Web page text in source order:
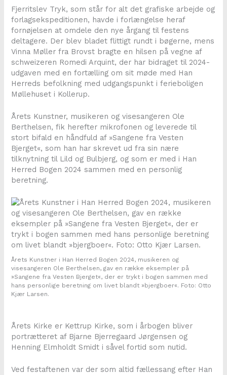
Fjerritslev Tryk, som står for alt det grafiske arbejde og
forlagsekspeditionen, havde i forlængelse heraf
fornøjelsen at omdele den nye årgang til festens
deltagere. Der blev bladet flittigt rundt i bøgerne, mens
Vinna Møller fra Brovst bragte en hilsen på vegne af
schweizeren Romedi Arquint, der har bidraget til 2024-
udgaven med en fortælling om sit møde med Han
Herreds befolkning med udgangspunkt i ferieboligen
Møllehuset i Kollerup.
Årets Kunstner, musikeren og visesangeren Ole
Berthelsen, fik herefter mikrofonen og leverede til
stort bifald en håndfuld af »Sangene fra Vesten
Bjerget«, som han har skrevet ud fra sin nære
tilknytning til Lild og Bulbjerg, og som er med i Han
Herred Bogen 2024 sammen med en personlig
beretning.
Årets Kunstner i Han Herred Bogen 2024, musikeren og
visesangeren Ole Berthelsen, gav en række eksempler på
»Sangene fra Vesten Bjerget«, der er trykt i bogen sammen med
hans personlige beretning om livet blandt »bjergboer«. Foto: Otto
Kjær Larsen.
Årets Kirke er Kettrup Kirke, som i årbogen bliver
portrætteret af Bjarne Bjerregaard Jørgensen og
Henning Elmholdt Smidt i såvel fortid som nutid.
Ved festaftenen var der som altid fællessang efter Han